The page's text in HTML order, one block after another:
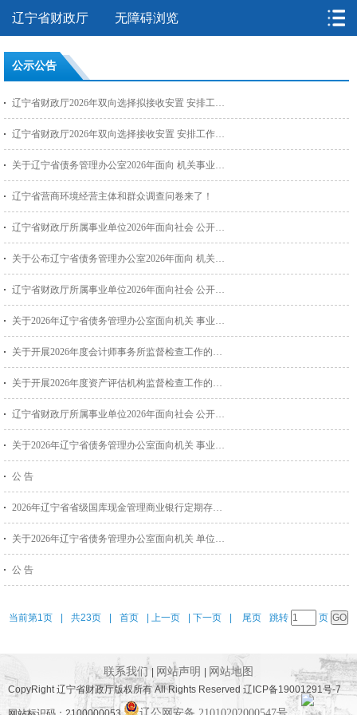
辽宁省财政厅 无障碍浏览
公示公告
辽宁省财政厅2026年双向选择拟接收安置 安排工作退役士兵公示
辽宁省财政厅2026年双向选择接收安置 安排工作退役士兵考试...
关于辽宁省债务管理办公室2026年面向 机关事业单位公开选调递...
辽宁省营商环境经营主体和群众调查问卷来了！
辽宁省财政厅所属事业单位2026年面向社会 公开招聘工作人员考...
关于公布辽宁省债务管理办公室2026年面向 机关事业单位公开选...
辽宁省财政厅所属事业单位2026年面向社会 公开招聘工作人员面...
关于2026年辽宁省债务管理办公室面向机关 事业单位公开选调工...
关于开展2026年度会计师事务所监督检查工作的通知
关于开展2026年度资产评估机构监督检查工作的通知
辽宁省财政厅所属事业单位2026年面向社会 公开招聘拟进入面试...
关于2026年辽宁省债务管理办公室面向机关 事业单位公开选调工...
公 告
2026年辽宁省省级国库现金管理商业银行定期存款招标公告
关于2026年辽宁省债务管理办公室面向机关 单位公开选调工作...
公 告
当前第1页 共23页 首页 上一页 下一页 尾页 跳转 页
联系我们 网站声明 网站地图
CopyRight 辽宁省财政厅版权所有 All Rights Reserved 辽ICP备19001291号-7